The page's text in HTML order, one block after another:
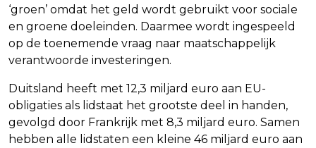
‘groen’ omdat het geld wordt gebruikt voor sociale
en groene doeleinden. Daarmee wordt ingespeeld
op de toenemende vraag naar maatschappelijk
verantwoorde investeringen.
Duitsland heeft met 12,3 miljard euro aan EU-
obligaties als lidstaat het grootste deel in handen,
gevolgd door Frankrijk met 8,3 miljard euro. Samen
hebben alle lidstaten een kleine 46 miljard euro aan